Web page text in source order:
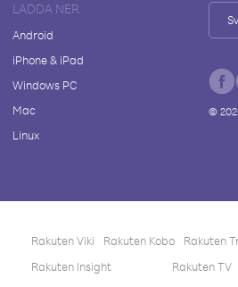
LADDA NER
Android
iPhone & iPad
Windows PC
Mac
Linux
©
Rakuten Viki Rakuten Kobo Rakuten
Rakuten Insight
Rakuten TV